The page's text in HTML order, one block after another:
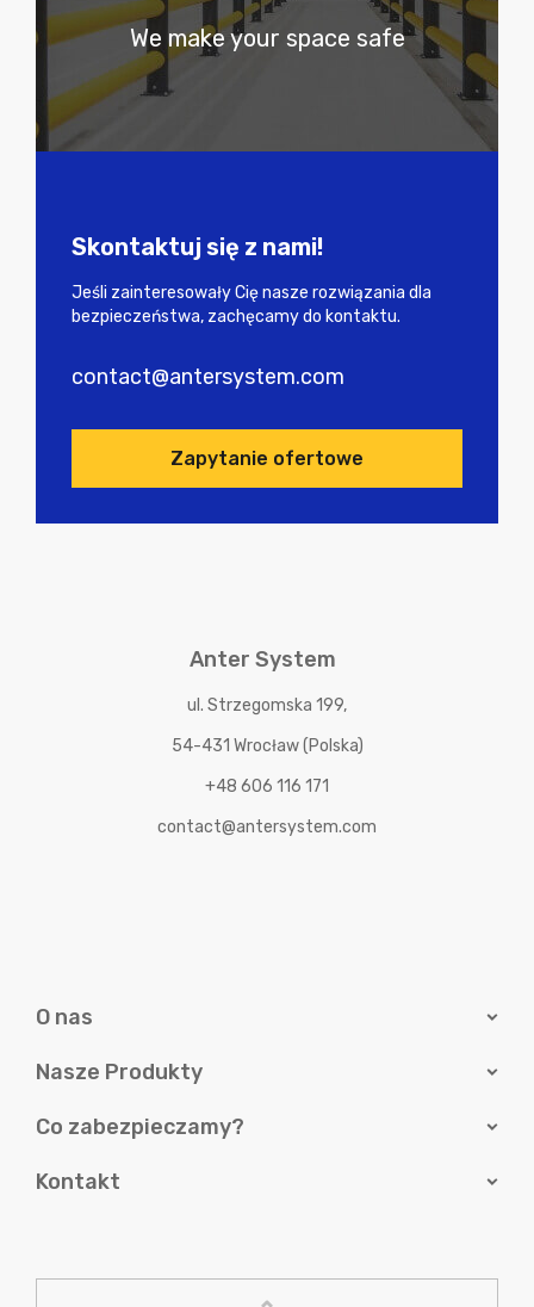
We make your space safe
Skontaktuj się z nami!
Jeśli zainteresowały Cię nasze rozwiązania dla
bezpieczeństwa, zachęcamy do kontaktu.
contact@antersystem.com
Zapytanie ofertowe
Anter System
ul. Strzegomska 199,
54-431 Wrocław (Polska)
+48 606 116 171
contact@antersystem.com
O nas
Nasze Produkty
Co zabezpieczamy?
Kontakt